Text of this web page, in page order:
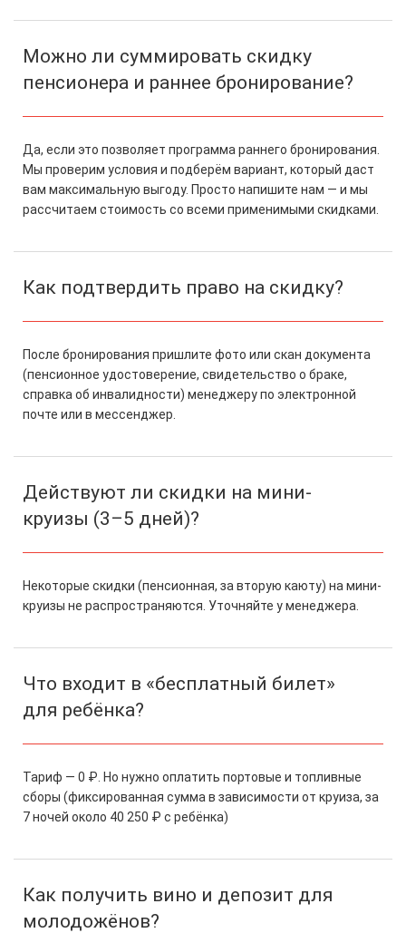
Можно ли суммировать скидку
пенсионера и раннее бронирование?
Да, если это позволяет программа раннего бронирования.
Мы проверим условия и подберём вариант, который даст
вам максимальную выгоду. Просто напишите нам — и мы
рассчитаем стоимость со всеми применимыми скидками.
Как подтвердить право на скидку?
После бронирования пришлите фото или скан документа
(пенсионное удостоверение, свидетельство о браке,
справка об инвалидности) менеджеру по электронной
почте или в мессенджер.
Действуют ли скидки на мини-
круизы (3–5 дней)?
Некоторые скидки (пенсионная, за вторую каюту) на мини-
круизы не распространяются. Уточняйте у менеджера.
Что входит в «бесплатный билет»
для ребёнка?
Тариф — 0 ₽. Но нужно оплатить портовые и топливные
сборы (фиксированная сумма в зависимости от круиза, за
7 ночей около 40 250 ₽ с ребёнка)
Как получить вино и депозит для
молодожёнов?